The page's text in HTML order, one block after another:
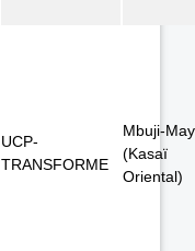
UCP-
TRANSFORME
Mbuji-
(Kasaï
Oriental)